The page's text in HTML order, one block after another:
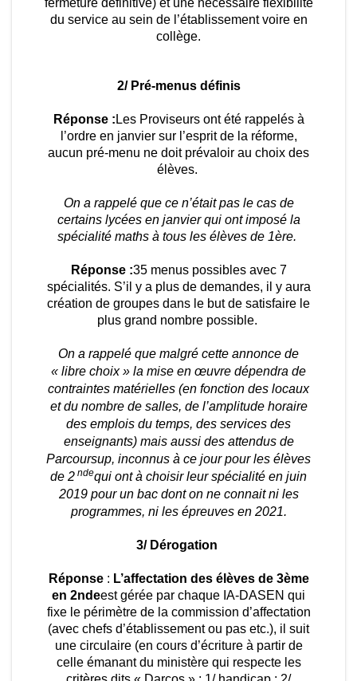
fermeture définitive) et une nécessaire flexibilité
du service au sein de l’établissement voire en
collège.
2/ Pré-menus définis
Réponse : Les Proviseurs ont été rappelés à
l’ordre en janvier sur l’esprit de la réforme,
aucun pré-menu ne doit prévaloir au choix des
élèves.
On a rappelé que ce n’était pas le cas de
certains lycées en janvier qui ont imposé la
spécialité maths à tous les élèves de 1ère.
Réponse :35 menus possibles avec 7
spécialités. S’il y a plus de demandes, il y aura
création de groupes dans le but de satisfaire le
plus grand nombre possible.
On a rappelé que malgré cette annonce de
« libre choix » la mise en œuvre dépendra de
contraintes matérielles (en fonction des locaux
et du nombre de salles, de l’amplitude horaire
des emplois du temps, des services des
enseignants) mais aussi des attendus de
Parcoursup, inconnus à ce jour pour les élèves
de 2 ndequi ont à choisir leur spécialité en juin
2019 pour un bac dont on ne connait ni les
programmes, ni les épreuves en 2021.
3/ Dérogation
Réponse : L’affectation des élèves de 3ème
en 2ndeest gérée par chaque IA-DASEN qui
fixe le périmètre de la commission d’affectation
(avec chefs d’établissement ou pas etc.), il suit
une circulaire (en cours d’écriture à partir de
celle émanant du ministère qui respecte les